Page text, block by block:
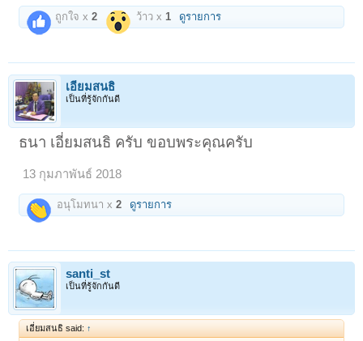
ถูกใจ x2 ว้าว x1 ดูรายการ
เอี่ยมสนธิ
เป็นที่รู้จักกันดี
ธนา เอี่ยมสนธิ ครับ ขอบพระคุณครับ
13 กุมภาพันธ์ 2018
อนุโมทนา x2 ดูรายการ
santi_st
เป็นที่รู้จักกันดี
เอี่ยมสนธิ said: ↑